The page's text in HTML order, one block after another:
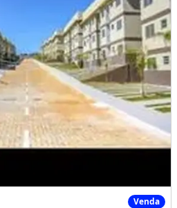
9 Mil So Venda Venda